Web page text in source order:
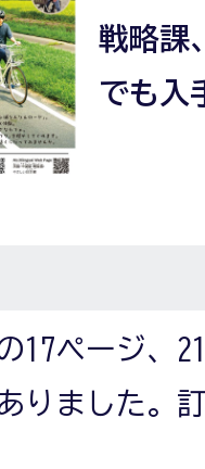
戦略課
でも入
17ページ、
りました。